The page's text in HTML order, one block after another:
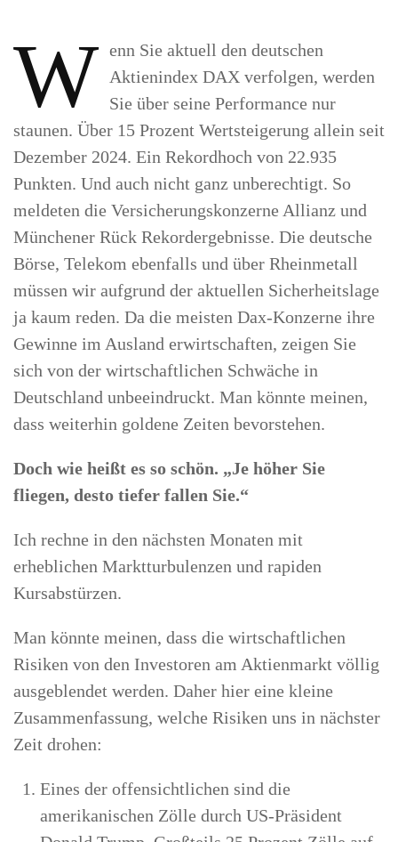
W enn Sie aktuell den deutschen
Aktienindex DAX verfolgen, werden
Sie über seine Performance nur
staunen. Über 15 Prozent Wertsteigerung allein seit
Dezember 2024. Ein Rekordhoch von 22.935
Punkten. Und auch nicht ganz unberechtigt. So
meldeten die Versicherungskonzerne Allianz und
Münchener Rück Rekordergebnisse. Die deutsche
Börse, Telekom ebenfalls und über Rheinmetall
müssen wir aufgrund der aktuellen Sicherheitslage
ja kaum reden. Da die meisten Dax-Konzerne ihre
Gewinne im Ausland erwirtschaften, zeigen Sie
sich von der wirtschaftlichen Schwäche in
Deutschland unbeeindruckt. Man könnte meinen,
dass weiterhin goldene Zeiten bevorstehen.
Doch wie heißt es so schön. „Je höher Sie
fliegen, desto tiefer fallen Sie.“
Ich rechne in den nächsten Monaten mit
erheblichen Marktturbulenzen und rapiden
Kursabstürzen.
Man könnte meinen, dass die wirtschaftlichen
Risiken von den Investoren am Aktienmarkt völlig
ausgeblendet werden. Daher hier eine kleine
Zusammenfassung, welche Risiken uns in nächster
Zeit drohen:
Eines der offensichtlichen sind die
amerikanischen Zölle durch US-Präsident